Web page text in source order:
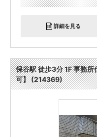
詳細を見る
保谷駅 徒歩3分 1F 事務
可】 (214369)